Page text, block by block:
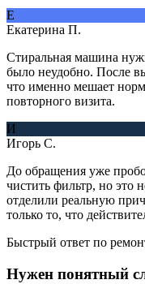
Е
Екатерина П.
Стиральная машина
было неудобно. После
что именно мешает
повторного визита.
И
Игорь С.
До обращения уже
чистить фильтр, но это
отделили реальную
только то, что
Быстрый ответ по
Нужен понятный